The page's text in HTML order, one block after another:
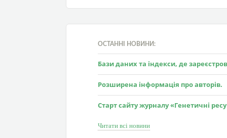
ОСТАННІ НОВИНИ:
Бази даних та індекси, де
Розширена інформація про авторів.
Старт сайту журналу «Генетичні
Читати всі новини